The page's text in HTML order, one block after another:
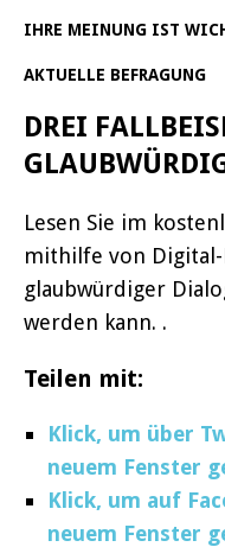
IHRE MEINUNG IST
AKTUELLE BEFRAGUNG
DREI
Lesen Sie im
mithilfe von Digital-
glaubwürdiger
werden kann. .
Teilen mit:
Klick, um über
neuem Fenster
Klick, um auf
neuem Fenster